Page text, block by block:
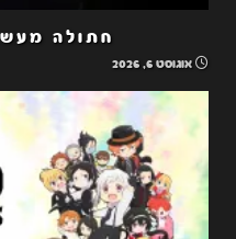
חתולה
אוגוסט 6, 2026